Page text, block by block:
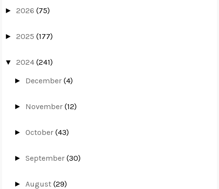
► 2026 (75)
► 2025 (177)
▼ 2024 (241)
► December(4)
► November(12)
►October(43)
►September(30)
► August(29)